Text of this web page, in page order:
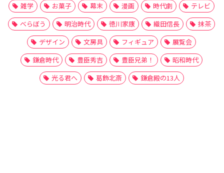
雑学
お菓子 幕末 漫画 時代劇
テレビ
べらぼう
明治時代 徳川家康 織田信長
抹茶
デザイン
文房具 フィギュア
展覧会
鎌倉時代
豊臣秀吉 豊臣兄弟！
昭和時代
光る君へ
葛飾北斎 鎌倉殿の13人